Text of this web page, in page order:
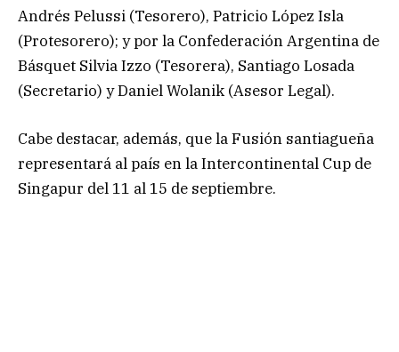
Andrés Pelussi (Tesorero), Patricio López Isla
(Protesorero); y por la Confederación Argentina de
Básquet Silvia Izzo (Tesorera), Santiago Losada
(Secretario) y Daniel Wolanik (Asesor Legal).
Cabe destacar, además, que la Fusión santiagueña
representará al país en la Intercontinental Cup de
Singapur del 11 al 15 de septiembre.